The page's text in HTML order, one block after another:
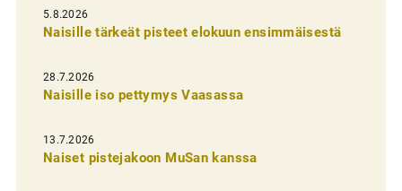
i
e
n
s
e
l
5.8.2026
Naisille tärkeät pisteet elokuun ensimmäisestä
28.7.2026
Naisille iso pettymys Vaasassa
13.7.2026
Naiset pistejakoon MuSan kanssa